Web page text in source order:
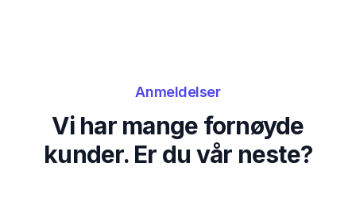
Anmeldelser
Vi har mange fornøyde
kunder. Er du vår neste?